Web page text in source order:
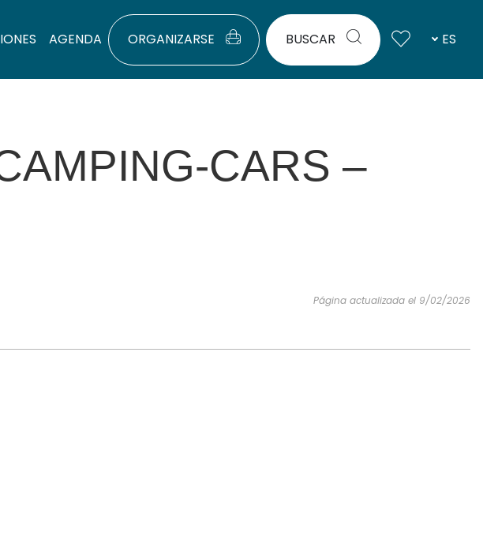
AGENDA ORGANIZARSE BUSCAR ES
CARS –
Página actualizada el 9/02/2026